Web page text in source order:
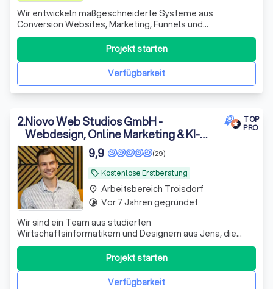
Wir entwickeln maßgeschneiderte Systeme aus
Conversion Websites, Marketing, Funnels und
Automationen für B2B-Dienstleister, die Besucher in
qualifizierte Leads und Kunden verwandeln.
Verfügbarkeit
Projekt starten
2.Niovo Web Studios GmbH -
Webdesign, Online Marketing & KI-
Automatisierung
TOP
PRO
local_offer Kostenlose Erstberatung
(29)
9,9
Wir sind ein Team aus studierten
Wirtschaftsinformatikern und Designern aus Jena, die
Unternehmen dabei unterstützen, sichtbarer zu werden
und neue Kunden zu gewinnen. Dabei setzen wir nicht nur
auf modernes Webdesign, sondern auch auf Online-
Marketing, KI-Technologien und clevere
Verfügbarkeit
Projekt starten
place Arbeitsbereich Troisdorf
timelapse Vor 7 Jahren gegründet